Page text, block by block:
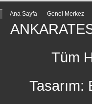
Ana Sayfa Genel Merkez
Tüm
Tasarım: